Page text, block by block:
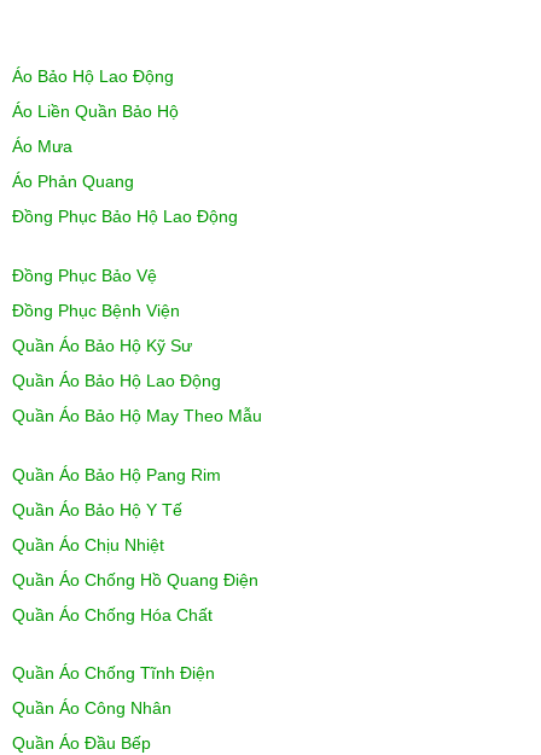
Áo Bảo Hộ Lao Động
Áo Liền Quần Bảo Hộ
Áo Mưa
Áo Phản Quang
Đồng Phục Bảo Hộ Lao Động
Đồng Phục Bảo Vệ
Đồng Phục Bệnh Viện
Quần Áo Bảo Hộ Kỹ Sư
Quần Áo Bảo Hộ Lao Động
Quần Áo Bảo Hộ May Theo Mẫu
Quần Áo Bảo Hộ Pang Rim
Quần Áo Bảo Hộ Y Tế
Quần Áo Chịu Nhiệt
Quần Áo Chống Hồ Quang Điện
Quần Áo Chống Hóa Chất
Quần Áo Chống Tĩnh Điện
Quần Áo Công Nhân
Quần Áo Đầu Bếp